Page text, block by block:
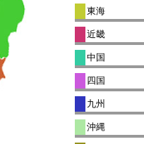
東海
近畿
中国
四国
九州
沖縄